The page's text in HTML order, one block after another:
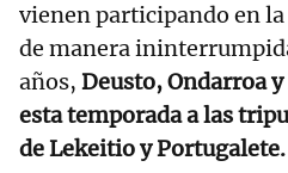
vienen participando en
de manera
años, Deusto, Ondarroa
esta temporada a las
de Lekeitio y Portugalete.